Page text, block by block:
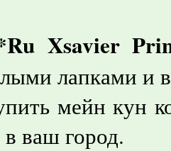
Xsavier
лапками и
мейн кун
ваш город.